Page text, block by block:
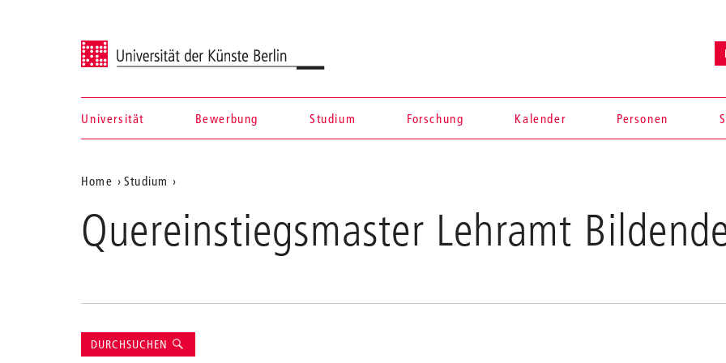
Universität der Künste Berlin
Navigation &
Suche
Universität Bewerbung Studium Forschung Kalender Personen
Aktuelle
Position
auf
der
Home Studium
Quereinstiegsmaster Lehramt
Suche
DURCHSUCHEN